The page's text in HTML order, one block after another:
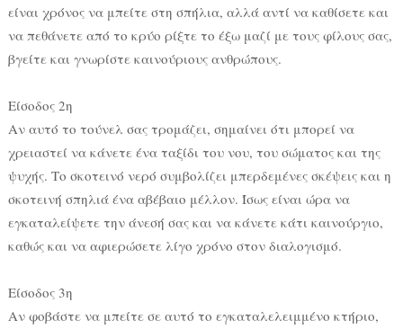
είναι χρόνος να μπείτε στη σπήλια, αλλά αντί να καθίσετε και
να πεθάνετε από το κρύο ρίξτε το έξω μαζί με τους φίλους σας,
βγείτε και γνωρίστε καινούριους ανθρώπους.
Είσοδος 2η
Αν αυτό το τούνελ σας τρομάζει, σημαίνει ότι μπορεί να
χρειαστεί να κάνετε ένα ταξίδι του νου, του σώματος και της
ψυχής. Το σκοτεινό νερό συμβολίζει μπερδεμένες σκέψεις και η
σκοτεινή σπηλιά ένα αβέβαιο μέλλον. Ίσως είναι ώρα να
εγκαταλείψετε την άνεσή σας και να κάνετε κάτι καινούργιο,
καθώς και να αφιερώσετε λίγο χρόνο στον διαλογισμό.
Είσοδος 3η
Αν φοβάστε να μπείτε σε αυτό το εγκαταλελειμμένο κτήριο,